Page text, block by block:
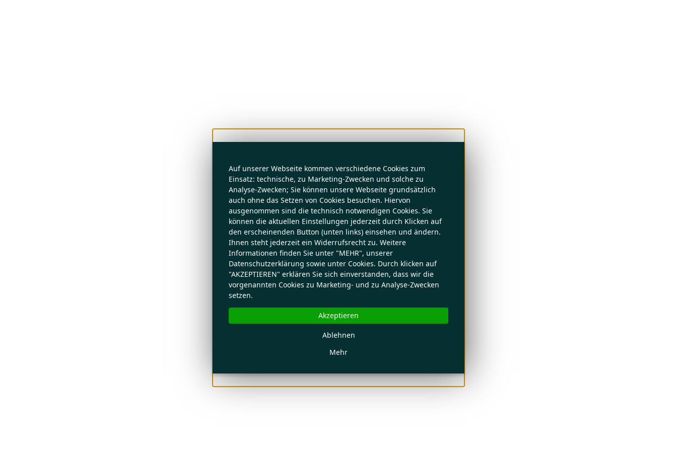
Auf unserer Webseite kommen verschiedene Cookies zum
Einsatz: technische, zu Marketing-Zwecken und solche zu
Analyse-Zwecken; Sie können unsere Webseite grundsätzlich
auch ohne das Setzen von Cookies besuchen. Hiervon
ausgenommen sind die technisch notwendigen Cookies. Sie
können die aktuellen Einstellungen jederzeit durch Klicken auf
den erscheinenden Button (unten links) einsehen und ändern.
Ihnen steht jederzeit ein Widerrufsrecht zu. Weitere
Informationen finden Sie unter "MEHR", unserer
Datenschutzerklärung sowie unter Cookies. Durch klicken auf
"AKZEPTIEREN" erklären Sie sich einverstanden, dass wir die
vorgenannten Cookies zu Marketing- und zu Analyse-Zwecken
setzen.
Mehr
Ablehnen
Akzeptieren